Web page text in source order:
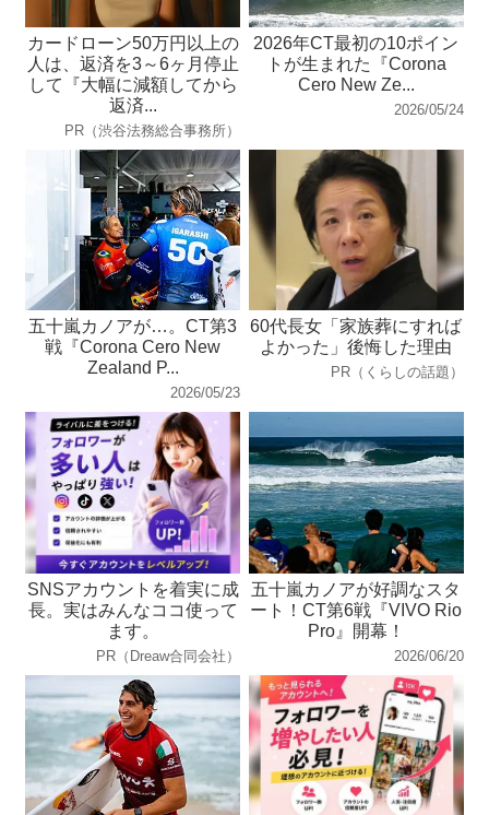
カードローン50万円以上の
人は、返済を3～6ヶ月停止
して『大幅に減額してから
返済...
PR（渋谷法務総合事務所）
2026年CT最初の10ポイン
トが生まれた『Corona
Cero New Ze...
2026/05/24
五十嵐カノアが…。CT第3
戦『Corona Cero New
Zealand P...
2026/05/23
60代長女「家族葬にすれば
よかった」後悔した理由
PR（くらしの話題）
SNSアカウントを着実に成
長。実はみんなココ使って
ます。
PR（Dreaw合同会社）
五十嵐カノアが好調なスタ
ート！CT第6戦『VIVO Rio
Pro』開幕！
2026/06/20